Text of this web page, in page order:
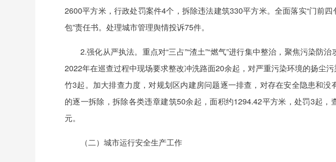
2600平方米，行政处罚案件4个，拆除违法建筑330平方米。全面落实“门前
包”责任书。处理城市管理舆情投诉75件。
2.强化从严执法。重点对“三占”“渣土”“燃气”进行集中整治，聚焦污染
2022年在巡查过程中现场要求整改冲洗路面20余起，对严重污染环境的扬尘
竹3起。加大排查力度，对规划区内建房问题逐一排查，对存在安全隐患和
的逐一拆除，拆除各类违章建筑50余起，面积约1294.42平方米，处罚3起
元。
（二）城市运行安全生产工作